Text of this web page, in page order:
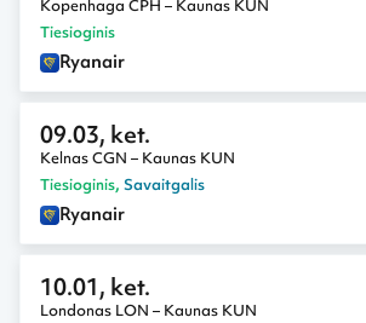
Kopenhaga CPH – Kaunas KUN
Tiesioginis
Ryanair
09.03, ket.
Kelnas CGN – Kaunas KUN
Tiesioginis, Savaitgalis
Ryanair
10.01, ket.
Londonas LON – Kaunas KUN